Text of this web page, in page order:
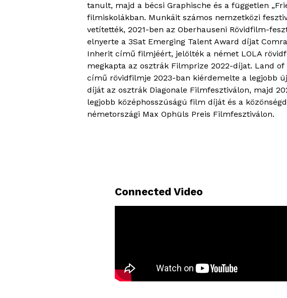
tanult, majd a bécsi Graphische és a független
filmiskolákban. Munkáit számos nemzetközi
vetítették, 2021-ben az Oberhauseni Rövidfilm-
elnyerte a 3Sat Emerging Talent Award díjat
Inherit című filmjéért, jelölték a német LOLA
megkapta az osztrák Filmprize 2022-díjat. Land of
című rövidfilmje 2023-ban kiérdemelte a legjobb
díját az osztrák Diagonale Filmfesztiválon, majd
legjobb középhosszúságú film díját és a
németországi Max Ophüls Preis Filmfesztiválon.
Connected Video